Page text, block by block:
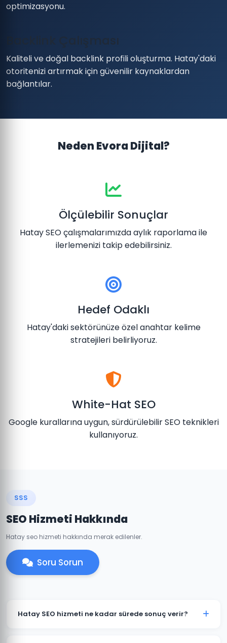
optimizasyonu.
Backlink Çalışması
Kaliteli ve doğal backlink profili oluşturma. Hatay'daki
otoritenizi artırmak için güvenilir kaynaklardan
bağlantılar.
Neden Evora Dijital?
Ölçülebilir Sonuçlar
Hatay SEO çalışmalarımızda aylık raporlama ile
ilerlemenizi takip edebilirsiniz.
Hedef Odaklı
Hatay'daki sektörünüze özel anahtar kelime
stratejileri belirliyoruz.
White-Hat SEO
Google kurallarına uygun, sürdürülebilir SEO teknikleri
kullanıyoruz.
SSS
SEO Hizmeti Hakkında
Hatay seo hizmeti hakkında merak edilenler.
Soru Sorun
Hatay SEO hizmeti ne kadar sürede sonuç verir?